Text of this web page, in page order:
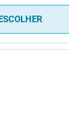
ESCOLHER